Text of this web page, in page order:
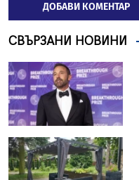
ДОБАВИ КОМЕНТАР
СВЪРЗАНИ НОВИНИ